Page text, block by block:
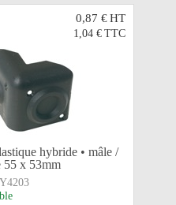
0,87 €HT
1,04 € TTC
hybride • mâle /
55 x 53mm